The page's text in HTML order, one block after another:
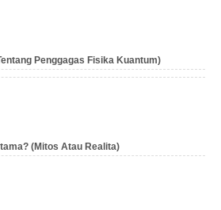
Penggagas Fisika Kuantum)
(Mitos Atau Realita)